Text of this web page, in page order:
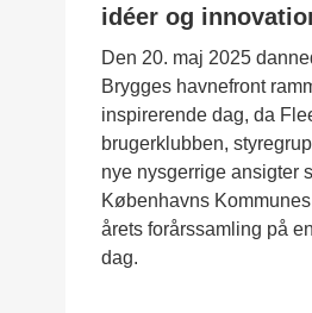
idéer og
Den 20. maj 2025
Brygges havnefront
inspirerende dag, da
brugerklubben,
nye nysgerrige ansigter
Københavns Kommunes
årets forårssamling på
dag.